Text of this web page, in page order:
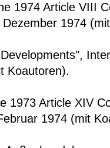
1974 Article VIII
1974
Koautoren).
1973 Article XIV
1974 (mit